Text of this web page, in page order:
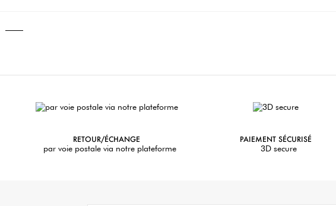
RETOUR/ÉCHANGE
par voie postale via notre plateforme
PAIEMENT SÉCURISÉ
3D secure